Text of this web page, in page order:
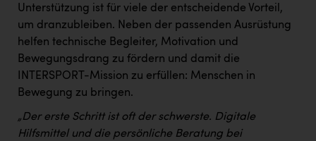
Unterstützung ist für viele der entscheidende Vorteil,
um dranzubleiben. Neben der passenden Ausrüstung
helfen technische Begleiter, Motivation und
Bewegungsdrang zu fördern und damit die
INTERSPORT-Mission zu erfüllen: Menschen in
Bewegung zu bringen.
„Der erste Schritt ist oft der schwerste. Digitale
Hilfsmittel und die persönliche Beratung bei